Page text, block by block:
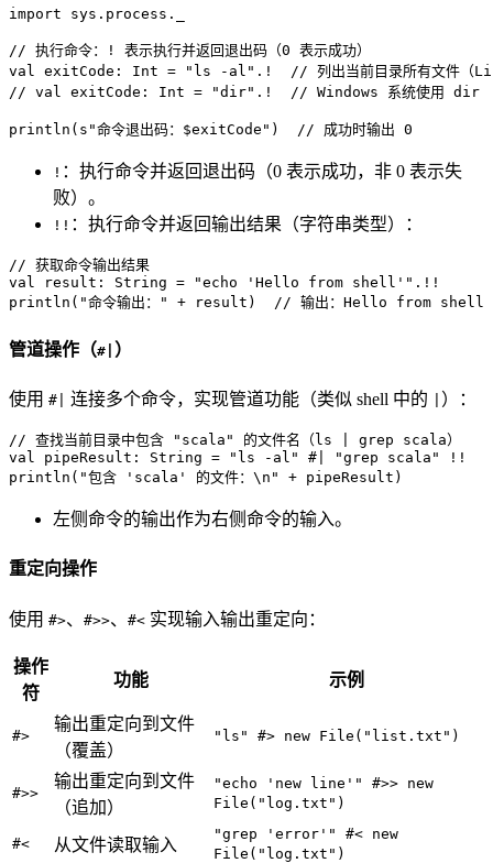
import sys.process._
// 执行命令：! 表示执行并返回退出码（0 表示成功）
val
exitCode: Int = "ls -al" .!
// 列出当前目录所有文件（
// val exitCode: Int = "dir".!  // Windows 系统使用 dir
println( s"命令退出码： $exitCode " ) // 成功时输出 0
! ：执行命令并返回退出码（0 表示成功，非 0 表示失
败）。
!! ：执行命令并返回输出结果（字符串类型）：
// 获取命令输出结果
val
result: String = "echo 'Hello from shell'" .!!
println( "命令输出：" + result) // 输出：Hello from shell
管道操作（#| ）
使用 #| 连接多个命令，实现管道功能（类似 shell 中的 ）：
// 查找当前目录中包含 "scala" 的文件名（ls | grep scala）
val pipeResult: String = "ls -al" #| "grep scala"
!!
println( "包含 'scala' 的文件：\n" + pipeResult)
左侧命令的输出作为右侧命令的输入。
重定向操作
使用 #>、 #>>、 #< 实现输入输出重定向：
操作
符
功能 示例
#>
输出重定向到文件
（覆盖）
"ls" #> new File("list.txt")
#>>
输出重定向到文件
（追加）
"echo 'new line'" #>> new
File("log.txt")
#< 从文件读取输入
"grep 'error'" #< new
File("log.txt")